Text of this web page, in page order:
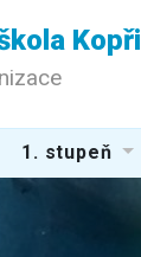
1. stupeň